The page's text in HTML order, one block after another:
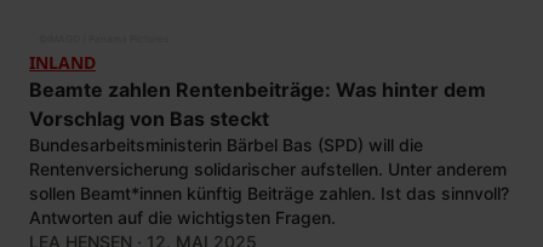
INLAND
Beamte zahlen Rentenbeiträge: Was hinter dem
Vorschlag von Bas steckt
Bundesarbeitsministerin Bärbel Bas (SPD) will die
Rentenversicherung solidarischer aufstellen. Unter anderem
sollen Beamt*innen künftig Beiträge zahlen. Ist das sinnvoll?
Antworten auf die wichtigsten Fragen.
LEA HENSEN · 12. MAI 2025